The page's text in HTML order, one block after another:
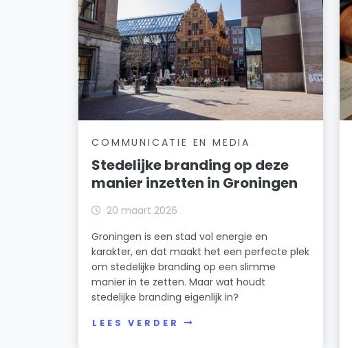
COMMUNICATIE EN MEDIA
Stedelijke branding op deze
manier inzetten in Groningen
20 maart 2026
Groningen is een stad vol energie en
karakter, en dat maakt het een perfecte plek
om stedelijke branding op een slimme
manier in te zetten. Maar wat houdt
stedelijke branding eigenlijk in?
LEES VERDER